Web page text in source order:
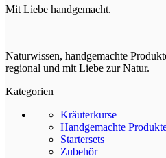
Mit Liebe handgemacht.
Naturwissen, handgemachte
regional und mit Liebe zur Natur.
Kategorien
Kräuterkurse
Handgemachte
Startersets
Zubehör